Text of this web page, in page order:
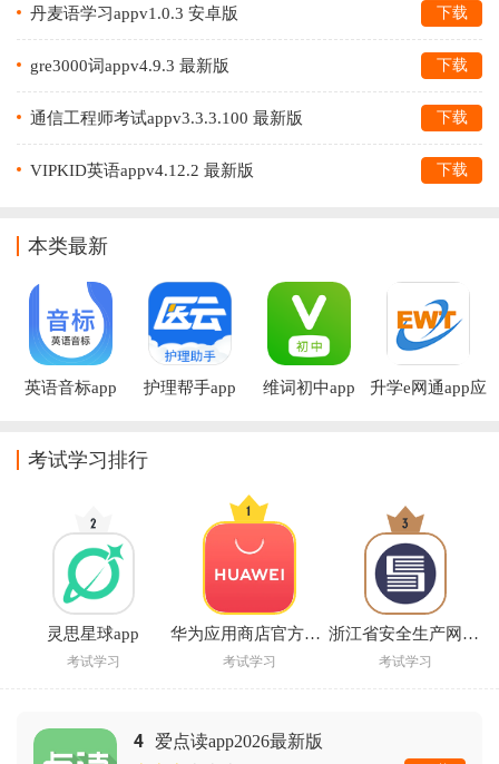
丹麦语学习appv1.0.3 安卓版 下载
gre3000词appv4.9.3 最新版 下载
通信工程师考试appv3.3.3.100 最新版 下载
VIPKID英语appv4.12.2 最新版 下载
本类最新
英语音标app 护理帮手app 维词初中app
升学e网通app应
考试学习排行
灵思星球app
考试学习
华为应用商店官方下载安装(华为应用市场)
考试学习
浙江省安全生产网络学院官方下载
考试学习
4 爱点读app2026最新版